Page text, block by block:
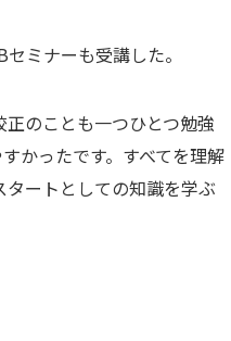
ミナーも受講した。
のことも一つひとつ勉強
かったです。すべてを理解
ートとしての知識を学ぶ